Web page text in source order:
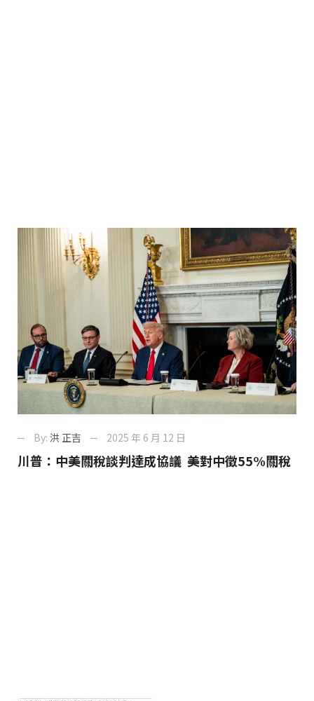
By: 洪 正吉 2025 年 6 月 12 日
川普：中美關稅談判達成協議 美對中徵55%關稅